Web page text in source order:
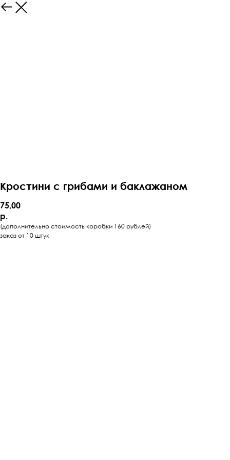
Кростини с грибами и баклажаном
75,00
р.
(дополнительно стоимость коробки 160 рублей)
заказ от 10 штук